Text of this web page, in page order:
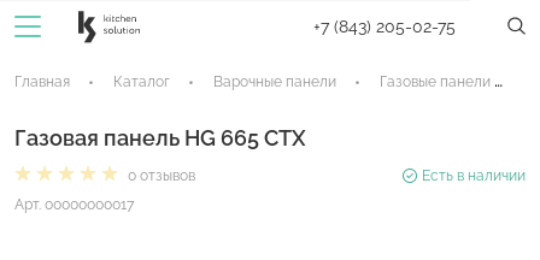
+7 (843) 205-02-75
Главная Каталог Варочные панели Газовые панели
Газовая панель HG 665 CTX
0 отзывов
Есть в наличии
Арт. 00000000017